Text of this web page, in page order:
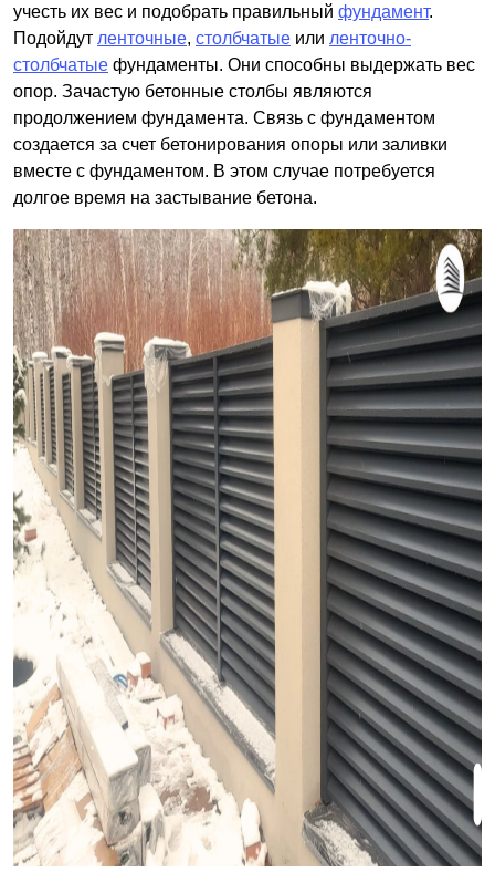
учесть их вес и подобрать правильный фундамент.
Подойдут ленточные, столбчатые или ленточно-
столбчатые фундаменты. Они способны выдержать вес
опор. Зачастую бетонные столбы являются
продолжением фундамента. Связь с фундаментом
создается за счет бетонирования опоры или заливки
вместе с фундаментом. В этом случае потребуется
долгое время на застывание бетона.